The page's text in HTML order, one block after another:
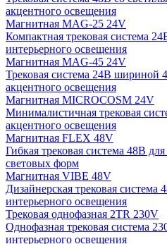
акцентного освещения
Магнитная MAG-25 24V
Компактная трековая система
интерьерного освещения
Магнитная MAG-45 24V
Трековая система 24В шириной
акцентного освещения
Магнитная MICROCOSM 24V
Минималистичная трековая
акцентного освещения
Магнитная FLEX 48V
Гибкая трековая система 48В
световых форм
Магнитная VIBE 48V
Дизайнерская трековая система
интерьерного освещения
Трековая однофазная 2TR 230V
Однофазная трековая система
интерьерного освещения